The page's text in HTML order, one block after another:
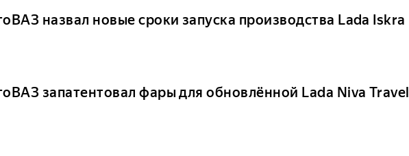
назвал новые сроки запуска производства Lada Iskra
запатентовал фары для обновлённой Lada Niva Travel